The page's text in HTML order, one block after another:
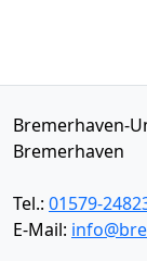
Bremerhaven-
Bremerhaven
Tel.: 01579-
E-Mail: